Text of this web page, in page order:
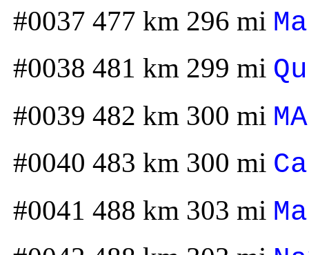
#0037 477 km 296 mi
#0038 481 km 299 mi
#0039 482 km 300 mi
#0040 483 km 300 mi
#0041 488 km 303 mi